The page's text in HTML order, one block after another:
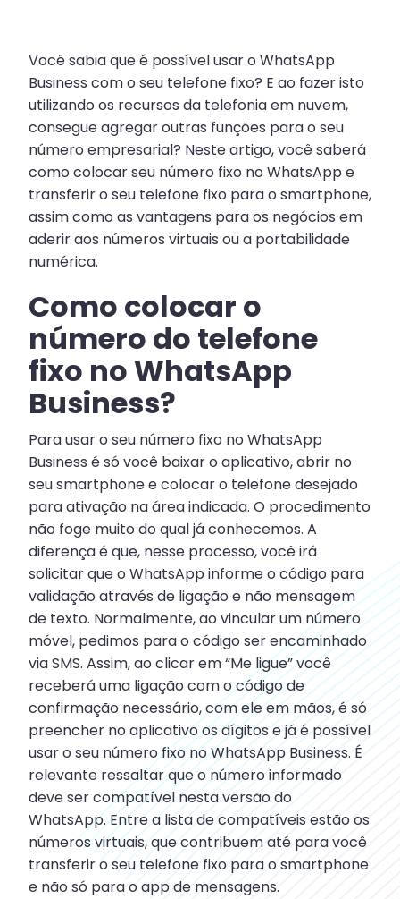
Você sabia que é possível usar o WhatsApp
Business com o seu telefone fixo? E ao fazer isto
utilizando os recursos da telefonia em nuvem,
consegue agregar outras funções para o seu
número empresarial? Neste artigo, você saberá
como colocar seu número fixo no WhatsApp e
transferir o seu telefone fixo para o smartphone,
assim como as vantagens para os negócios em
aderir aos números virtuais ou a portabilidade
numérica.
Como colocar o
número do telefone
fixo no WhatsApp
Business?
Para usar o seu número fixo no WhatsApp
Business é só você baixar o aplicativo, abrir no
seu smartphone e colocar o telefone desejado
para ativação na área indicada. O procedimento
não foge muito do qual já conhecemos. A
diferença é que, nesse processo, você irá
solicitar que o WhatsApp informe o código para
validação através de ligação e não mensagem
de texto. Normalmente, ao vincular um número
móvel, pedimos para o código ser encaminhado
via SMS. Assim, ao clicar em “Me ligue” você
receberá uma ligação com o código de
confirmação necessário, com ele em mãos, é só
preencher no aplicativo os dígitos e já é possível
usar o seu número fixo no WhatsApp Business. É
relevante ressaltar que o número informado
deve ser compatível nesta versão do
WhatsApp. Entre a lista de compatíveis estão os
números virtuais, que contribuem até para você
transferir o seu telefone fixo para o smartphone
e não só para o app de mensagens.